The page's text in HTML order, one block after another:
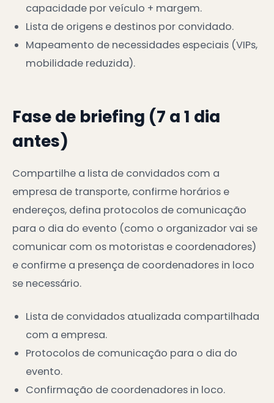
capacidade por veículo + margem.
Lista de origens e destinos por convidado.
Mapeamento de necessidades especiais (VIPs,
mobilidade reduzida).
Fase de briefing (7 a 1 dia
antes)
Compartilhe a lista de convidados com a
empresa de transporte, confirme horários e
endereços, defina protocolos de comunicação
para o dia do evento (como o organizador vai se
comunicar com os motoristas e coordenadores)
e confirme a presença de coordenadores in loco
se necessário.
Lista de convidados atualizada compartilhada
com a empresa.
Protocolos de comunicação para o dia do
evento.
Confirmação de coordenadores in loco.